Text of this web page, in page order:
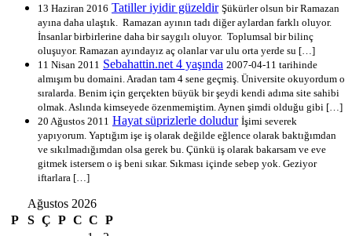
13 Haziran 2016 Tatiller iyidir güzeldir Şükürler olsun bir Ramazan
ayına daha ulaştık. Ramazan ayının tadı diğer aylardan farklı oluyor.
İnsanlar birbirlerine daha bir saygılı oluyor. Toplumsal bir bilinç
oluşuyor. Ramazan ayındayız aç olanlar var ulu orta yerde su […]
11 Nisan 2011 Sebahattin.net 4 yaşında 2007-04-11 tarihinde
almışım bu domaini. Aradan tam 4 sene geçmiş. Üniversite okuyordum o
sıralarda. Benim için gerçekten büyük bir şeydi kendi adıma site sahibi
olmak. Aslında kimseyede özenmemiştim. Aynen şimdi olduğu gibi […]
20 Ağustos 2011 Hayat süprizlerle doludur İşimi severek
yapıyorum. Yaptığım işe iş olarak değilde eğlence olarak baktığımdan
ve sıkılmadığımdan olsa gerek bu. Çünkü iş olarak bakarsam ve eve
gitmek istersem o iş beni sıkar. Sıkması içinde sebep yok. Geziyor
iftarlara […]
Ağustos 2026
P
S Ç P C C P